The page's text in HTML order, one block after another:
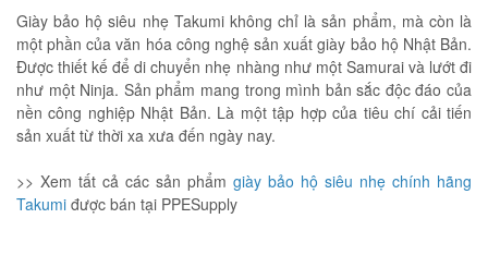
Giày bảo hộ siêu nhẹ Takumi không chỉ là sản phẩm, mà còn là
một phần của văn hóa công nghệ sản xuất giày bảo hộ Nhật Bản.
Được thiết kế để di chuyển nhẹ nhàng như một Samurai và lướt đi
như một Ninja. Sản phẩm mang trong mình bản sắc độc đáo của
nền công nghiệp Nhật Bản. Là một tập hợp của tiêu chí cải tiến
sản xuất từ thời xa xưa đến ngày nay.
>> Xem tất cả các sản phẩm giày bảo hộ siêu nhẹ chính hãng
Takumi được bán tại PPESupply